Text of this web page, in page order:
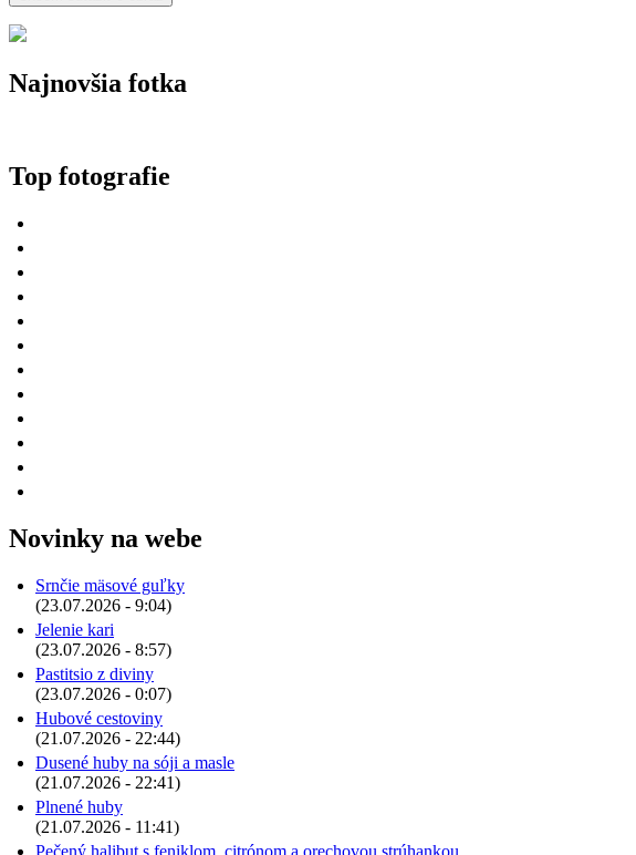
Najnovšia fotka
Top fotografie
Novinky na webe
Srnčie mäsové guľky
(23.07.2026 - 9:04)
Jelenie kari
(23.07.2026 - 8:57)
Pastitsio z diviny
(23.07.2026 - 0:07)
Hubové cestoviny
(21.07.2026 - 22:44)
Dusené huby na sóji a masle
(21.07.2026 - 22:41)
Plnené huby
(21.07.2026 - 11:41)